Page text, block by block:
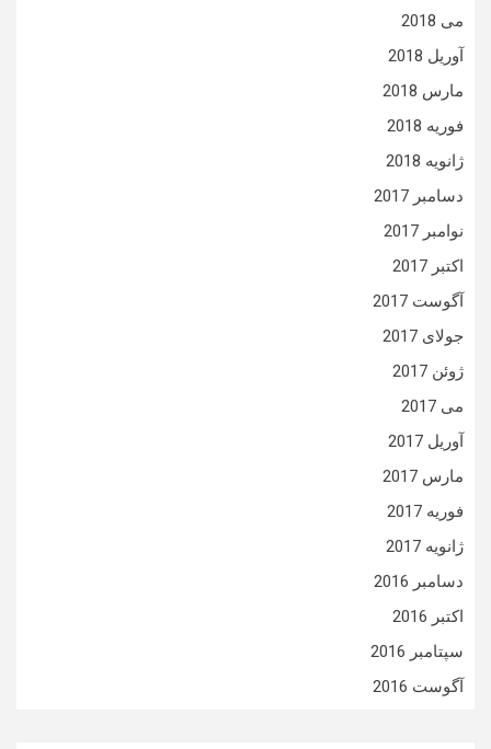
می 2018
آوریل 2018
مارس 2018
فوریه 2018
ژانویه 2018
دسامبر 2017
نوامبر 2017
اکتبر 2017
آگوست 2017
جولای 2017
ژوئن 2017
می 2017
آوریل 2017
مارس 2017
فوریه 2017
ژانویه 2017
دسامبر 2016
اکتبر 2016
سپتامبر 2016
آگوست 2016